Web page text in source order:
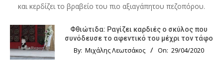
και κερδίζει το βραβείο του πιο αξιαγάπητου πεζοπόρου.
Φθιώτιδα: Ραγίζει καρδιές ο σκύλος που
συνόδευσε το αφεντικό του μέχρι τον τάφο
By: Μιχάλης Λεωτσάκος On: 29/04/2020